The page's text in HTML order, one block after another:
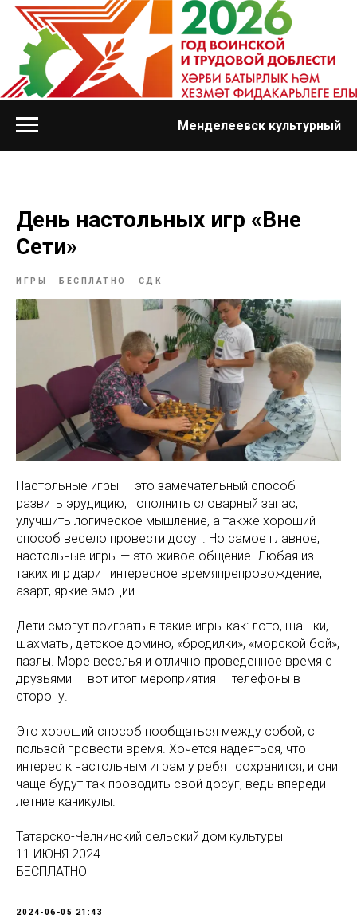
Менделеевск культурный
День настольных игр «Вне
Сети»
ИГРЫ БЕСПЛАТНО СДК
Настольные игры — это замечательный способ
развить эрудицию, пополнить словарный запас,
улучшить логическое мышление, а также хороший
способ весело провести досуг. Но самое главное,
настольные игры — это живое общение. Любая из
таких игр дарит интересное времяпрепровождение,
азарт, яркие эмоции.
Дети смогут поиграть в такие игры как: лото, шашки,
шахматы, детское домино, «бродилки», «морской бой»,
пазлы. Море веселья и отлично проведенное время с
друзьями — вот итог мероприятия — телефоны в
сторону.
Это хороший способ пообщаться между собой, с
пользой провести время. Хочется надеяться, что
интерес к настольным играм у ребят сохранится, и они
чаще будут так проводить свой досуг, ведь впереди
летние каникулы.
Татарско-Челнинский сельский дом культуры
11 ИЮНЯ 2024
БЕСПЛАТНО
2024-06-05 21:43